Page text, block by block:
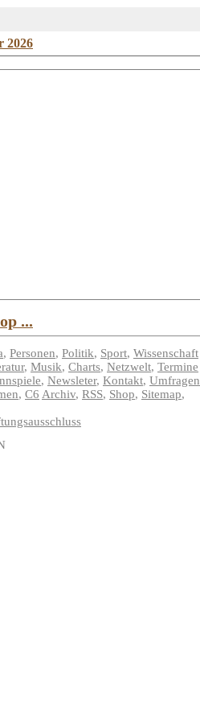
2026
...
, Personen, Politik, Sport, Wissenschaft
, Musik, Charts, Netzwelt, Termine
, Newsleter, Kontakt, Umfragen
, C6 Archiv, RSS, Shop, Sitemap,